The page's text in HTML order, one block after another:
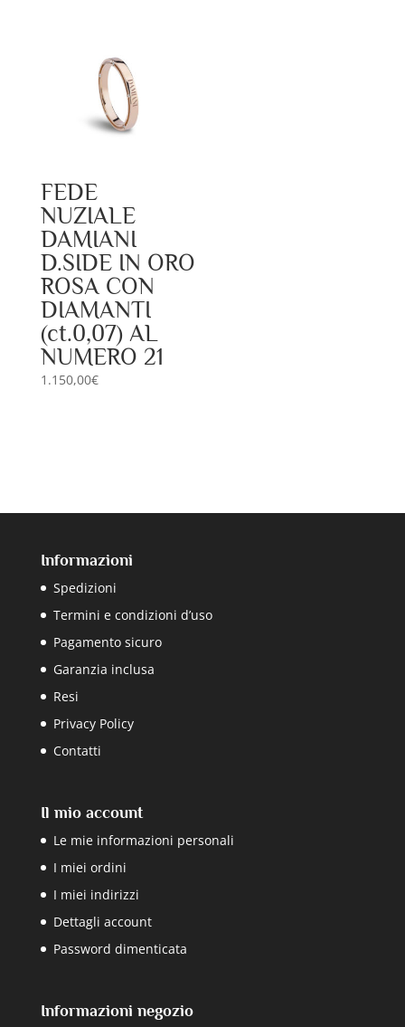
FEDE
NUZIALE
DAMIANI
D.SIDE IN ORO
ROSA CON
DIAMANTI
(ct.0,07) AL
NUMERO 21
1.150,00€
Informazioni
Spedizioni
Termini e condizioni d’uso
Pagamento sicuro
Garanzia inclusa
Resi
Privacy Policy
Contatti
Il mio account
Le mie informazioni personali
I miei ordini
I miei indirizzi
Dettagli account
Password dimenticata
Informazioni negozio